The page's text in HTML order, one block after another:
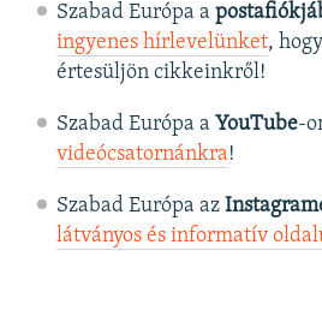
Szabad Európa a
ingyenes hírlevelünket,
értesüljön cikkeinkről!
Szabad Európa a YouTube-
videócsatornánkra!
Szabad Európa az
látványos és informatív